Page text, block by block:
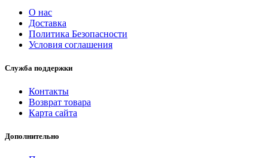
О нас
Доставка
Политика Безопасности
Условия соглашения
Служба поддержки
Контакты
Возврат товара
Карта сайта
Дополнительно